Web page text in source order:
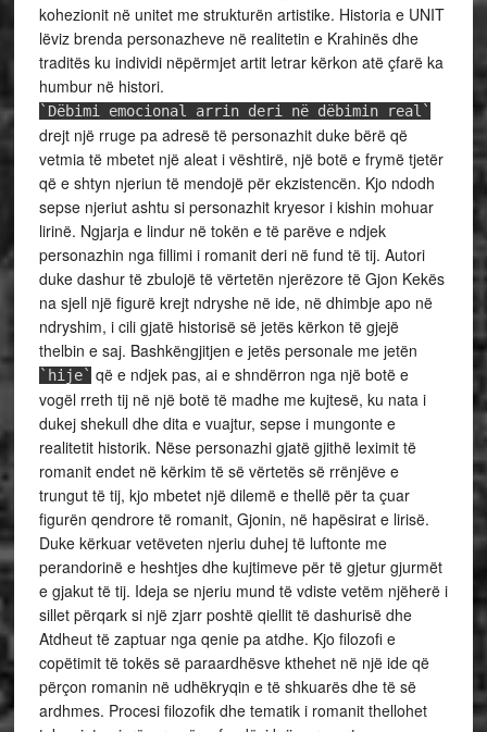
kohezionit në unitet me strukturën artistike. Historia e UNIT
lëviz brenda personazheve në realitetin e Krahinës dhe
traditës ku individi nëpërmjet artit letrar kërkon atë çfarë ka
humbur në histori.
`Dëbimi emocional arrin deri në dëbimin real`
drejt një rruge pa adresë të personazhit duke bërë që
vetmia të mbetet një aleat i vështirë, një botë e frymë tjetër
që e shtyn njeriun të mendojë për ekzistencën. Kjo ndodh
sepse njeriut ashtu si personazhit kryesor i kishin mohuar
lirinë. Ngjarja e lindur në tokën e të parëve e ndjek
personazhin nga fillimi i romanit deri në fund të tij. Autori
duke dashur të zbulojë të vërtetën njerëzore të Gjon Kekës
na sjell një figurë krejt ndryshe në ide, në dhimbje apo në
ndryshim, i cili gjatë historisë së jetës kërkon të gjejë
thelbin e saj. Bashkëngjitjen e jetës personale me jetën
`hije` që e ndjek pas, ai e shndërron nga një botë e
vogël rreth tij në një botë të madhe me kujtesë, ku nata i
dukej shekull dhe dita e vuajtur, sepse i mungonte e
realitetit historik. Nëse personazhi gjatë gjithë leximit të
romanit endet në kërkim të së vërtetës së rrënjëve e
trungut të tij, kjo mbetet një dilemë e thellë për ta çuar
figurën qendrore të romanit, Gjonin, në hapësirat e lirisë.
Duke kërkuar vetëveten njeriu duhej të luftonte me
perandorinë e heshtjes dhe kujtimeve për të gjetur gjurmët
e gjakut të tij. Ideja se njeriu mund të vdiste vetëm njëherë i
sillet përqark si një zjarr poshtë qiellit të dashurisë dhe
Atdheut të zaptuar nga qenie pa atdhe. Kjo filozofi e
copëtimit të tokës së paraardhësve kthehet në një ide që
përçon romanin në udhëkryqin e të shkuarës dhe të së
ardhmes. Procesi filozofik dhe tematik i romanit thellohet